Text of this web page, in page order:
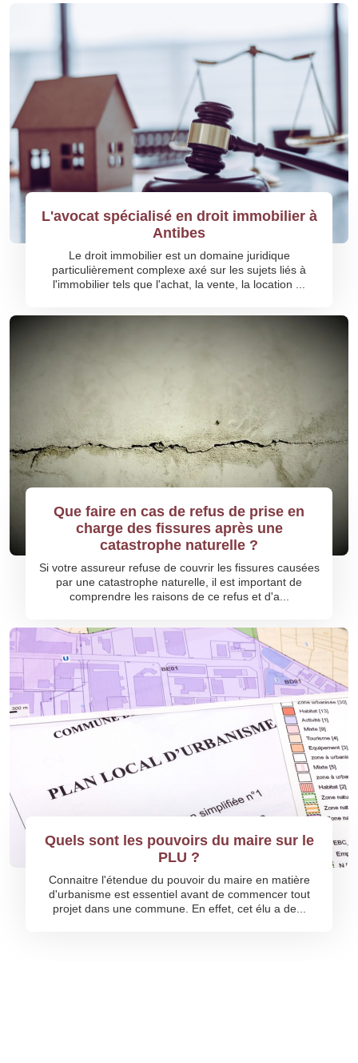
L'avocat spécialisé en droit immobilier à
Antibes
Le droit immobilier est un domaine juridique
particulièrement complexe axé sur les sujets liés à
l'immobilier tels que l'achat, la vente, la location ...
Que faire en cas de refus de prise en
charge des fissures après une
catastrophe naturelle ?
Si votre assureur refuse de couvrir les fissures causées
par une catastrophe naturelle, il est important de
comprendre les raisons de ce refus et d'a...
Quels sont les pouvoirs du maire sur le
PLU ?
Connaitre l'étendue du pouvoir du maire en matière
d'urbanisme est essentiel avant de commencer tout
projet dans une commune. En effet, cet élu a de...